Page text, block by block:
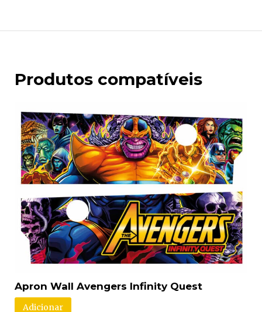
Produtos compatíveis
Apron Wall Avengers Infinity Quest
Adicionar